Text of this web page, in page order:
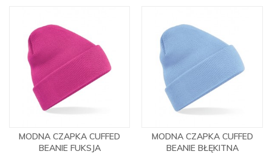
MODNA CZAPKA CUFFED
BEANIE FUKSJA
MODNA CZAPKA CUFFED
BEANIE BŁĘKITNA